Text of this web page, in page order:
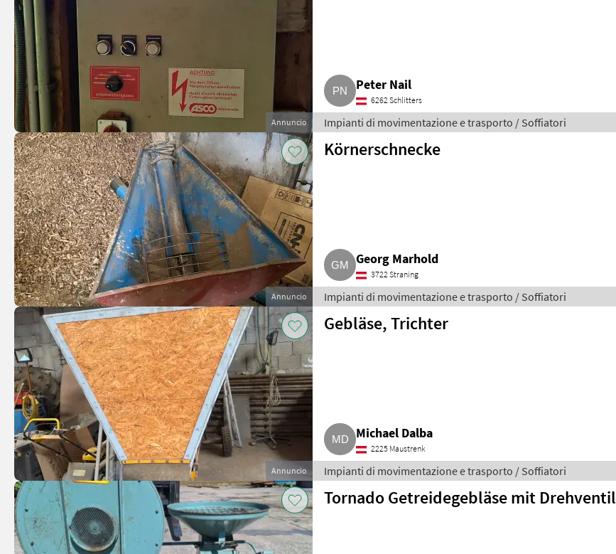
Annuncio
Peter Nail
6262 Schlitters
Impianti di movimentazione e trasporto / Soffiatori
Annuncio
Körnerschnecke
Georg Marhold
3722 Straning
Impianti di movimentazione e trasporto / Soffiatori
Annuncio
Gebläse, Trichter
Michael Dalba
2225 Maustrenk
Impianti di movimentazione e trasporto / Soffiatori
Tornado Getreidegebläse mit Drehventil